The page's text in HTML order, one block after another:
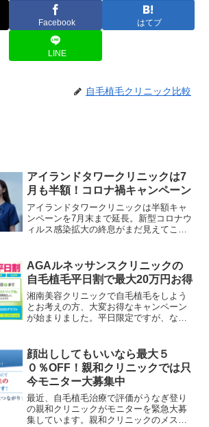
Facebook はてブ
LINE
自毛植毛クリニック比較
アイランドタワークリニックは7
月も半額！コロナ禍キャンペーン
アイランドタワークリニックは半額キャ
ンペーンを7月末まで延長。新型コロナウ
ィルス感染拡大の終息がまだ見えてこな
AGAルネッサンスクリニックの
自毛植毛平日割で最大20万円お得
湘南美容クリニックで自毛植毛をしよう
とお考えの方、大変お得なキャンペーン
が始まりました。平日限定ですが、なん
ることができるキャンペーン！モニター
価格ですが当然、モニ...
顔出ししてもいいなら最大５
０％OFF！親和クリニックでは只
今モニター大募集中
最近、自毛植毛治療で評価がうなぎ登り
の親和クリニックがモニターを緊急大募
集しています。親和クリニックのメスを